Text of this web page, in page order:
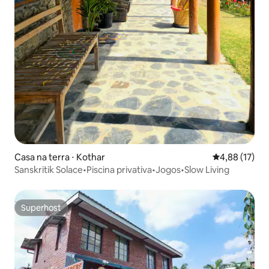
Casa na terra ⋅ Kothar 4,88 de uma
4,88 (17)
Sanskritik Solace•Piscina privativa•Jogos•Slow Living
Superhost
Superhost